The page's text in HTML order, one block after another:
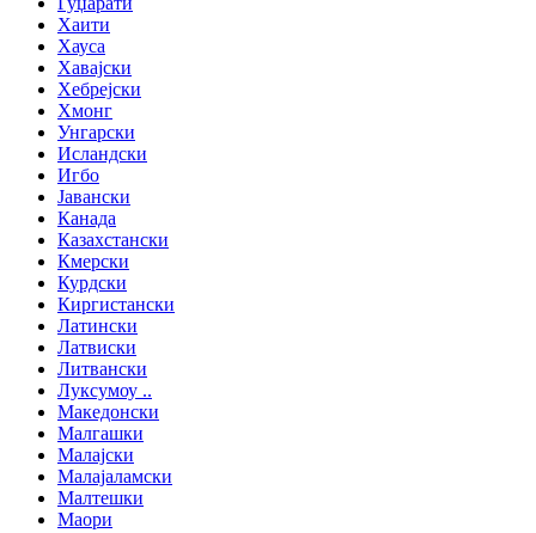
Хаити
Хауса
Хавајски
Хебрејски
Хмонг
Унгарски
Исландски
Игбо
Јавански
Канада
Казахстански
Кмерски
Курдски
Киргистански
Латински
Латвиски
Литвански
Луксумоу ..
Македонски
Малгашки
Малајски
Малајаламски
Малтешки
Маори